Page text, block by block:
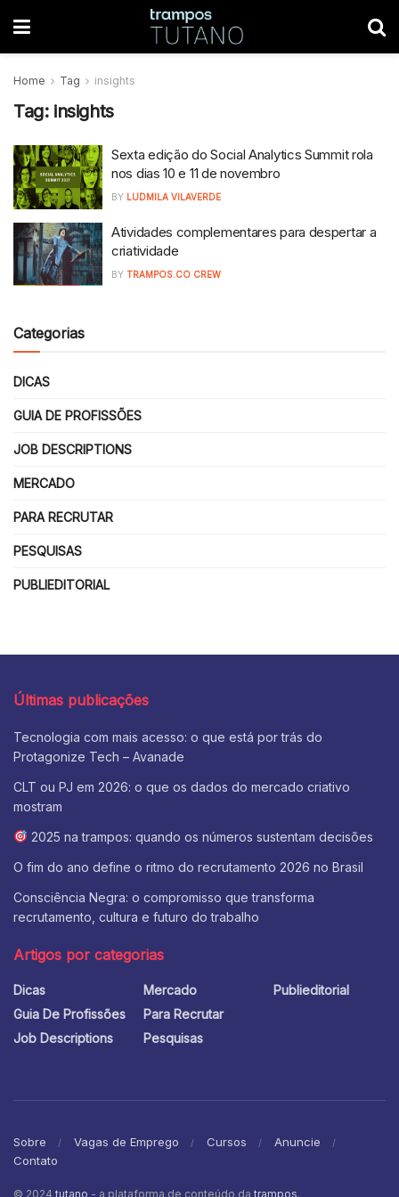
Home Tag insights
Tag: insights
Sexta edição do Social Analytics Summit rola
nos dias 10 e 11 de novembro
BY LUDMILA VILAVERDE
Atividades complementares para despertar a
criatividade
BY TRAMPOS.CO CREW
Categorias
DICAS
GUIA DE PROFISSÕES
JOB DESCRIPTIONS
MERCADO
PARA RECRUTAR
PESQUISAS
PUBLIEDITORIAL
Últimas publicações
Tecnologia com mais acesso: o que está por trás do
Protagonize Tech – Avanade
CLT ou PJ em 2026: o que os dados do mercado criativo
mostram
2025 na trampos: quando os números sustentam decisões
O fim do ano define o ritmo do recrutamento 2026 no Brasil
Consciência Negra: o compromisso que transforma
recrutamento, cultura e futuro do trabalho
Artigos por categorias
Dicas
Guia De Profissões
Job Descriptions
Mercado
Para Recrutar
Pesquisas
Publieditorial
Sobre Vagas de Emprego Cursos
Anuncie
Contato
© 2024 tutano - a plataforma de conteúdo da trampos.